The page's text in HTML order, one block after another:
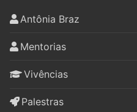
Antônia Braz
Mentorias
Vivências
Palestras